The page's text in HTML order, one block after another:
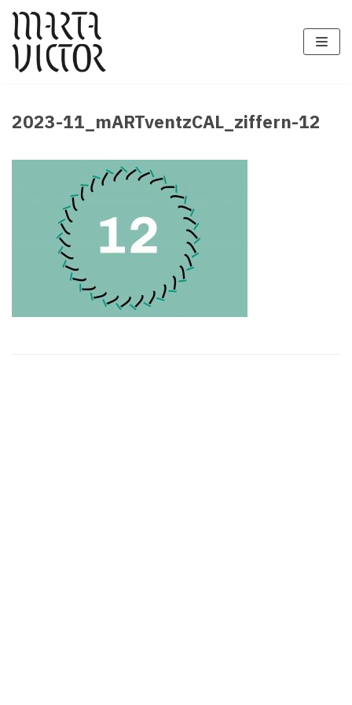
Zum
Inhalt
springen
2023-11_mARTventzCAL_ziffern-12